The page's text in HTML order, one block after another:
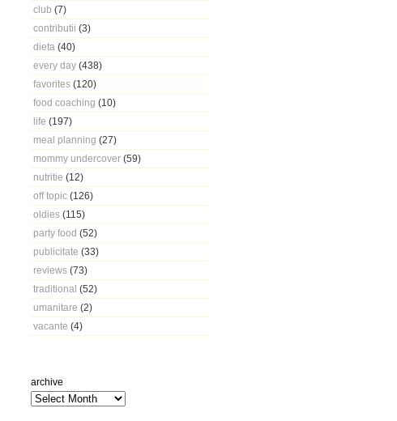
club (7)
contributii (3)
dieta (40)
every day (438)
favorites (120)
food coaching (10)
life (197)
meal planning (27)
mommy undercover (59)
nutritie (12)
off topic (126)
oldies (115)
party food (52)
publicitate (33)
reviews (73)
traditional (52)
umanitare (2)
vacante (4)
archive